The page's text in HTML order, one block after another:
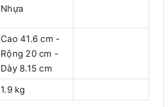
Nhựa
Cao 41.6 cm -
Rộng 20 cm -
Dày 8.15 cm
1.9 kg